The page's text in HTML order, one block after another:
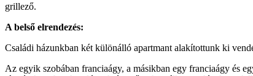
grillező.
A belső elrendezés:
Családi házunkban két különálló apartmant alakítottunk ki
Az egyik szobában franciaágy, a másikban egy franciaágy és